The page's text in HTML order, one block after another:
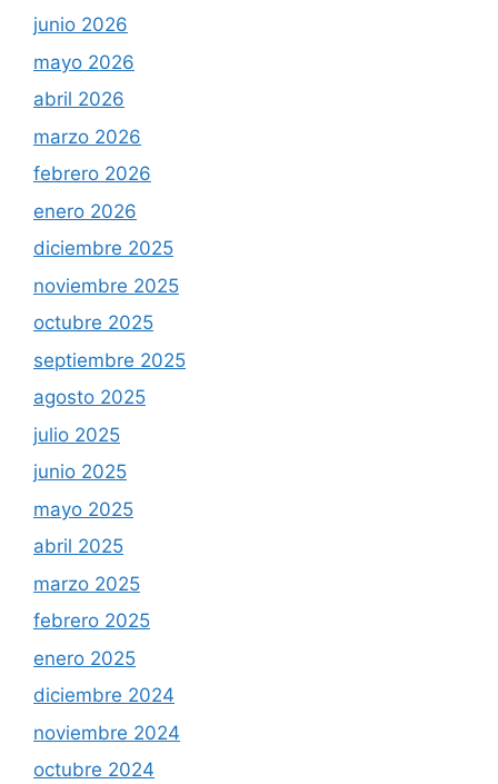
junio 2026
mayo 2026
abril 2026
marzo 2026
febrero 2026
enero 2026
diciembre 2025
noviembre 2025
octubre 2025
septiembre 2025
agosto 2025
julio 2025
junio 2025
mayo 2025
abril 2025
marzo 2025
febrero 2025
enero 2025
diciembre 2024
noviembre 2024
octubre 2024